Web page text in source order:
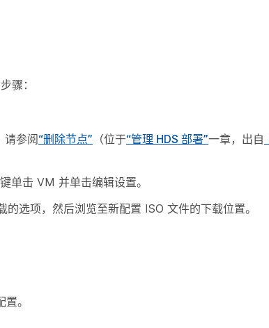
骤：
请参阅“删除节点” （位于“管理 HDS 部署”一章，出自
单击 VM 并单击编辑设置。
的选项，然后浏览至新配置 ISO 文件的下载位置。
。